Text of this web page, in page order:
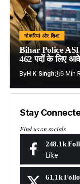
नौकरियां और शिक्षा
Bihar Police
462 पदों के लिए
ByH K Singh 6 Min
Stay
Find us on socials
248.1k
Like
61.1k